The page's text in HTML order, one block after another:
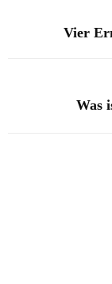
Vier
Was